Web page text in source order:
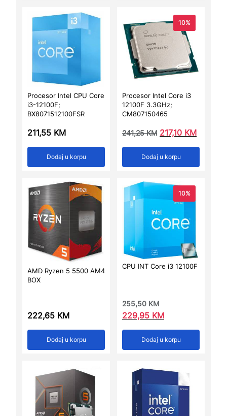
Procesor Intel CPU Core
i3-12100F;
BX8071512100FSR
211,55 KM
Dodaj u korpu
10%
Procesor Intel Core i3
12100F 3.3GHz;
CM807150465
241,25KM 217,10 KM
Dodaj u korpu
AMD Ryzen 5 5500 AM4
BOX
222,65 KM
Dodaj u korpu
10%
CPU INT Core i3 12100F
255,50KM
229,95 KM
Dodaj u korpu